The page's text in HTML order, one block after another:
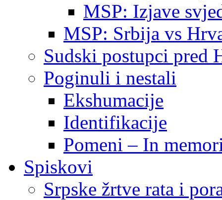
MSP: Izjave
MSP: Srbija vs
Sudski postupci pred
Poginuli i nestali
Ekshumacije
Identifikacije
Pomeni – In
Spiskovi
Srpske žrtve rata i